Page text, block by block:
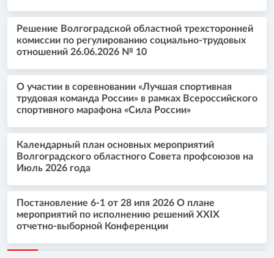
Решение Волгоградской областной трехсторонней
комиссии по регулированию социально-трудовых
отношений 26.06.2026 № 10
О участии в соревновании «Лучшая спортивная
трудовая команда России» в рамках Всероссийского
спортивного марафона «Сила России»
Календарный план основных мероприятий
Волгоградского областного Совета профсоюзов на
Июль 2026 года
Постановление 6-1 от 28 ипя 2026 О плане
мероприятий по исполнению решений XXIX
отчетно-выборной Конференции